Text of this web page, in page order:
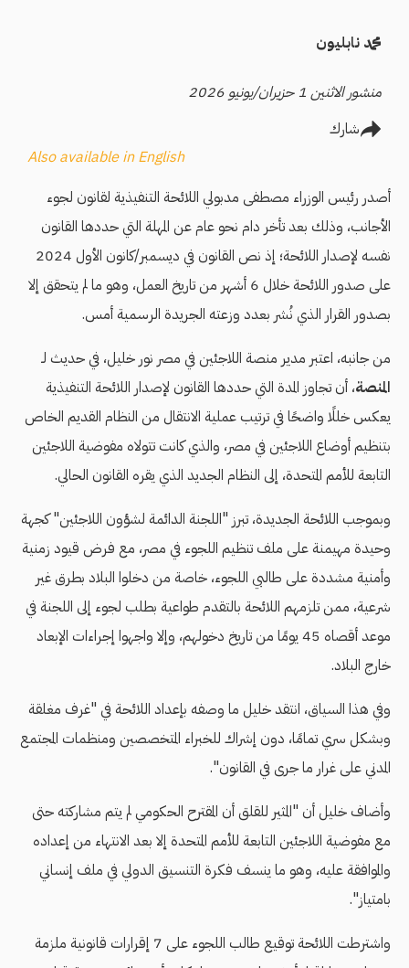
محمد نابليون
منشور الاثنين 1 حزيران/يونيو 2026
شارك
Also available in English
أصدر رئيس الوزراء مصطفى مدبولي اللائحة التنفيذية لقانون لجوء
الأجانب، وذلك بعد تأخر دام نحو عام عن المهلة التي حددها القانون
نفسه لإصدار اللائحة؛ إذ نص القانون في ديسمبر/كانون الأول 2024
على صدور اللائحة خلال 6 أشهر من تاريخ العمل، وهو ما لم يتحقق إلا
بصدور القرار الذي نُشر بعدد وزعته الجريدة الرسمية أمس.
من جانبه، اعتبر مدير منصة اللاجئين في مصر نور خليل، في حديث لـ
المنصة، أن تجاوز المدة التي حددها القانون لإصدار اللائحة التنفيذية
يعكس خللًا واضحًا في ترتيب عملية الانتقال من النظام القديم الخاص
بتنظيم أوضاع اللاجئين في مصر، والذي كانت تتولاه مفوضية اللاجئين
التابعة للأمم المتحدة، إلى النظام الجديد الذي يقره القانون الحالي.
وبموجب اللائحة الجديدة، تبرز "اللجنة الدائمة لشؤون اللاجئين" كجهة
وحيدة مهيمنة على ملف تنظيم اللجوء في مصر، مع فرض قيود زمنية
وأمنية مشددة على طالبي اللجوء، خاصة من دخلوا البلاد بطرق غير
شرعية، ممن تلزمهم اللائحة بالتقدم طواعية بطلب لجوء إلى اللجنة في
موعد أقصاه 45 يومًا من تاريخ دخولهم، وإلا واجهوا إجراءات الإبعاد
خارج البلاد.
وفي هذا السياق، انتقد خليل ما وصفه بإعداد اللائحة في "غرف مغلقة
وبشكل سري تمامًا، دون إشراك للخبراء المتخصصين ومنظمات المجتمع
المدني على غرار ما جرى في القانون".
وأضاف خليل أن "المثير للقلق أن المقترح الحكومي لم يتم مشاركته حتى
مع مفوضية اللاجئين التابعة للأمم المتحدة إلا بعد الانتهاء من إعداده
والموافقة عليه، وهو ما ينسف فكرة التنسيق الدولي في ملف إنساني
بامتياز".
و​اشترطت اللائحة توقيع طالب اللجوء على 7 إقرارات قانونية ملزمة